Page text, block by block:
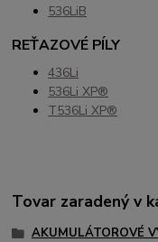
536LiB
REŤAZOVÉ PÍLY
436Li
536Li XP®
T536Li XP®
Tovar zaradený v
AKUMULÁTOROVÉ